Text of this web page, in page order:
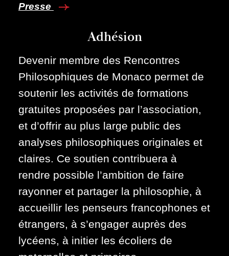
Presse
Adhésion
Devenir membre des Rencontres
Philosophiques de Monaco permet de
soutenir les activités de formations
gratuites proposées par l’association,
et d’offrir au plus large public des
analyses philosophiques originales et
claires. Ce soutien contribuera à
rendre possible l’ambition de faire
rayonner et partager la philosophie, à
accueillir les penseurs francophones et
étrangers, à s’engager auprès des
lycéens, à initier les écoliers de